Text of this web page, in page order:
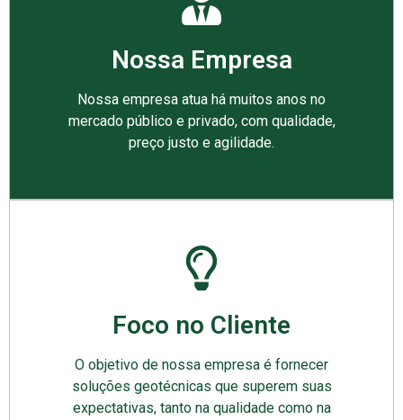
Nossa Empresa
Nossa empresa atua há muitos anos no
mercado público e privado, com qualidade,
preço justo e agilidade.
Foco no Cliente
O objetivo de nossa empresa é fornecer
soluções geotécnicas que superem suas
expectativas, tanto na qualidade como na